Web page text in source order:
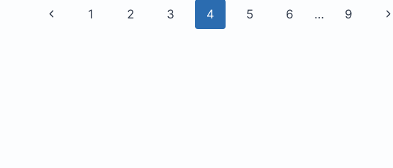
VALODA
VIENOTAS”
Page
Previous
1 2 3 4 5 6 … 9